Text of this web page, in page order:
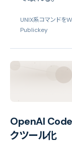
UNIX系コマンド
Publickey
OpenAI
クツール化